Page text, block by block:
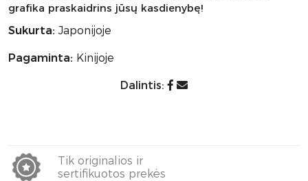
grafika praskaidrins jūsų kasdienybę!
Sukurta: Japonijoje
Pagaminta: Kinijoje
Dalintis:
Tik originalios ir
sertifikuotos prekės